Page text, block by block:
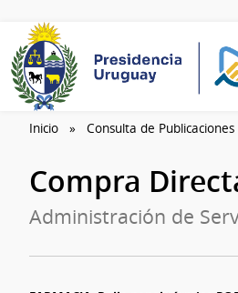
Inicio Consulta de Publicaciones
Compra
Administración de